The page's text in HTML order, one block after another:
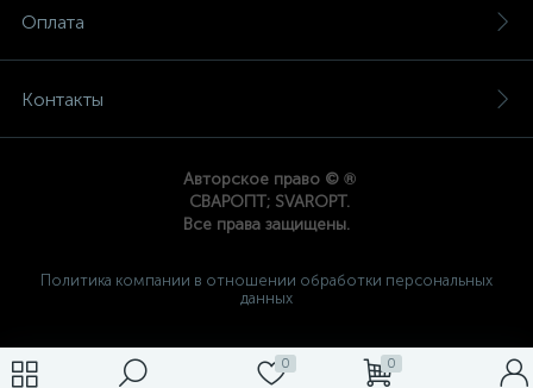
0 0
Оплата
Контакты
Авторское право © ®
СВАРОПТ; SVAROPT.
Все права защищены.
Политика компании в отношении обработки персональных
данных